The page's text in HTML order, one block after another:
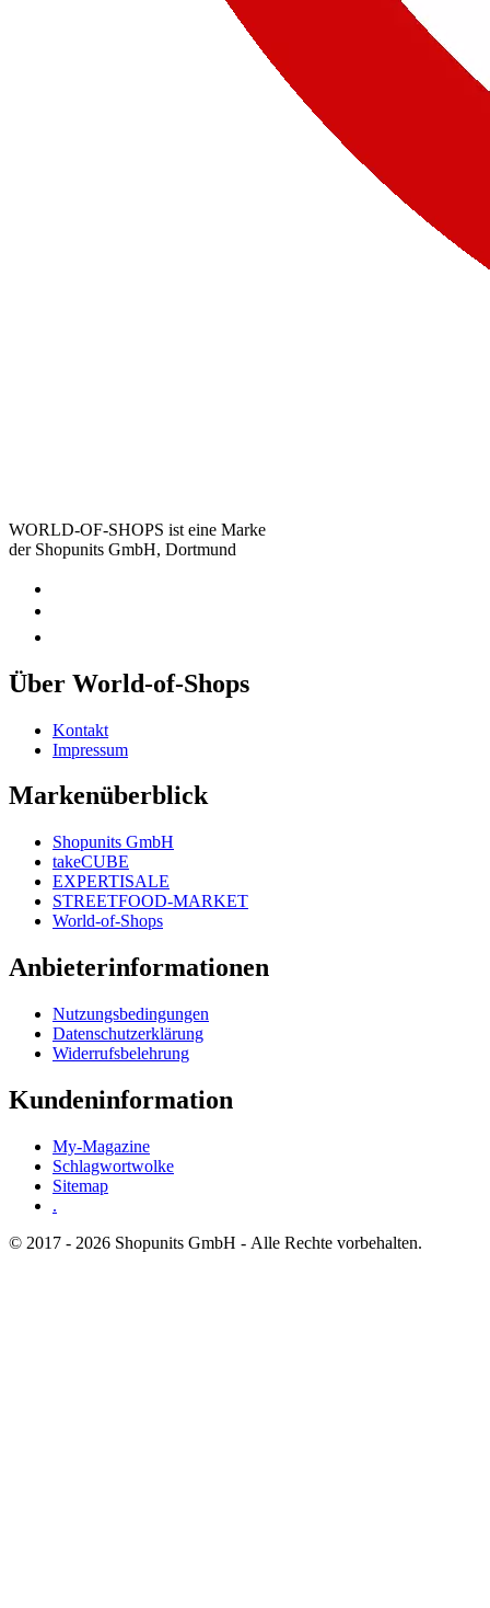
WORLD-OF-SHOPS ist eine Marke
der Shopunits GmbH, Dortmund
Über World-of-Shops
Kontakt
Impressum
Markenüberblick
Shopunits GmbH
takeCUBE
EXPERTISALE
STREETFOOD-MARKET
World-of-Shops
Anbieterinformationen
Nutzungsbedingungen
Datenschutzerklärung
Widerrufsbelehrung
Kundeninformation
My-Magazine
Schlagwortwolke
Sitemap
.
© 2017 - 2026 Shopunits GmbH - Alle Rechte vorbehalten.